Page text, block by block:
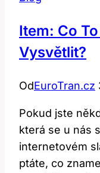
Item: Co
Vysvětlit?
OdEuroTran.cz
Pokud jste
která se u nás
internetovém
ptáte, co